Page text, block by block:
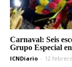
Carnaval: Seis
Grupo Especial
ICNDiario - 12